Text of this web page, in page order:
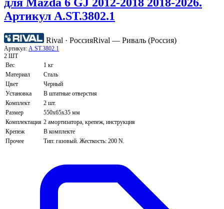
для Mazda 6 GJ 2012-2018 2018-2026.
Артикул A.ST.3802.1
Rival · РоссияRival — Риваль (Россия)
Артикул: A.ST.3802.1
2 ШТ
Вес
1 кг
Материал
Сталь
Цвет
Черный
Установка
В штатные отверстия
Комплект
2 шт.
Размер
550х65х35 мм
Комплектация 2 амортизатора, крепеж, инструкция
Крепеж
В комплекте
Прочее
Тип: газовый. Жесткость: 200 N.